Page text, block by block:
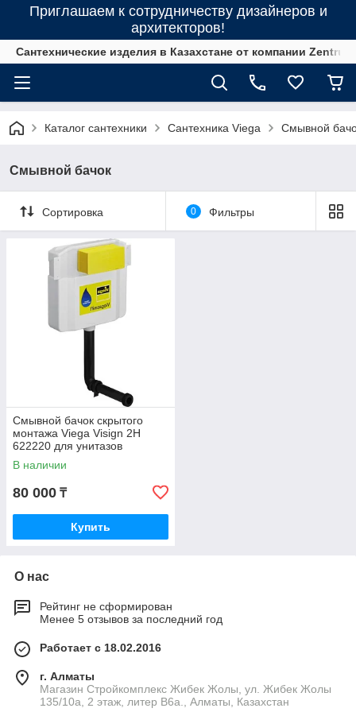
Приглашаем к сотрудничеству дизайнеров и
архитекторов!
Сантехнические изделия в Казахстане от компании Zentrum
Каталог сантехники Сантехника Viega Смывной
Смывной бачок
Сортировка 0 Фильтры
Смывной бачок скрытого
монтажа Viega Visign 2H
622220 для унитазов
В наличии
80 000 ₸
Купить
О нас
Рейтинг не сформирован
Менее 5 отзывов за последний год
Работает с 18.02.2016
г. Алматы
Магазин Стройкомплекс Жибек Жолы, ул. Жибек Жолы
135/10а, 2 этаж, литер В6а., Алматы, Казахстан